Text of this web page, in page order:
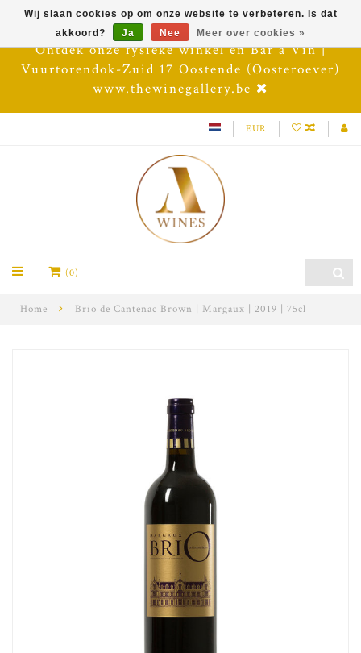
Ontdek onze fysieke winkel en Bar à Vin |
Vuurtorendok-Zuid 17 Oostende (Oosteroever)
www.thewinegallery.be
EUR
(0)
Home Brio de Cantenac Brown | Margaux | 2019 | 75cl
Wij slaan cookies op om onze website te verbeteren. Is dat
akkoord?
Ja Nee Meer over cookies »